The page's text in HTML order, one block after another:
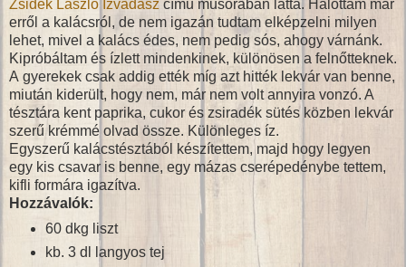
Zsidek László Ízvadász című műsorában látta. Halottam már
erről a kalácsról, de nem igazán tudtam elképzelni milyen
lehet, mivel a kalács édes, nem pedig sós, ahogy várnánk.
Kipróbáltam és ízlett mindenkinek, különösen a felnőtteknek.
A gyerekek csak addig ették míg azt hitték lekvár van benne,
miután kiderült, hogy nem, már nem volt annyira vonzó. A
tésztára kent paprika, cukor és zsiradék sütés közben lekvár
szerű krémmé olvad össze. Különleges íz.
Egyszerű kalácstésztából készítettem, majd hogy legyen
egy kis csavar is benne, egy mázas cserépedénybe tettem,
kifli formára igazítva.
Hozzávalók:
60 dkg liszt
kb. 3 dl langyos tej